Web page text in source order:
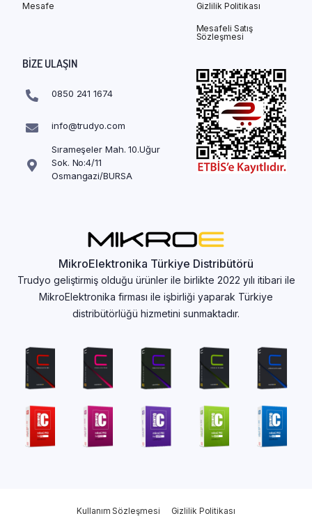
Mesafe Gizlilik Politikası
Mesafeli Satış
Sözleşmesi
BIZE ULAŞIN
0850 241 1674
info@trudyo.com
Sırameşeler Mah. 10.Uğur
Sok. No:4/11
Osmangazi/BURSA
MikroElektronika Türkiye Distribütörü
Trudyo geliştirmiş olduğu ürünler ile birlikte 2022 yılı itibari ile
MikroElektronika firması ile işbirliği yaparak Türkiye
distribütörlüğü hizmetini sunmaktadır.
Kullanım Sözleşmesi Gizlilik Politikası